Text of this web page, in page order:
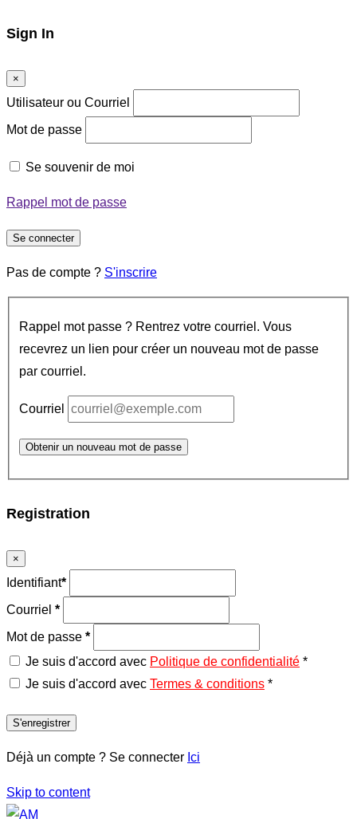
Sign In
×
Utilisateur ou Courriel
Mot de passe
Se souvenir de moi
Rappel mot de passe
Se connecter
Pas de compte ? S'inscrire
Rappel mot passe ? Rentrez votre courriel. Vous
recevrez un lien pour créer un nouveau mot de passe
par courriel.
Courriel
Obtenir un nouveau mot de passe
Registration
×
Identifiant*
Courriel *
Mot de passe *
Je suis d'accord avec Politique de confidentialité *
Je suis d'accord avec Termes & conditions *
S'enregistrer
Déjà un compte ? Se connecter Ici
Skip to content